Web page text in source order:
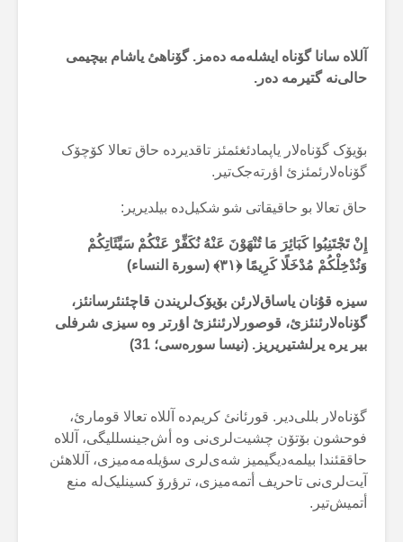
آللاە سانا گۆناە ایشلەمە دەمز. گۆناهئ یاشام بیچیمی
حالی‌نە گتیرمە دەر.
بۆیۆک گۆناەلار یاپمادئغئمئز تاقدیردە حاق تعالا کۆچۆک
گۆناەلارئمئزئ اؤرتەجک‌تیر.
حاق تعالا بو حاقیقاتی شو شکیل‌دە بیلدیریر:
إِنْ تَجْتَنِبُوا كَبَائِرَ مَا تُنْهَوْنَ عَنْهُ نُكَفِّرْ عَنْكُمْ سَيِّئَاتِكُمْ
وَنُدْخِلْكُمْ مُدْخَلًا كَرِيمًا ﴿۳۱﴾ (سورة النساء)
سیزە قۇنان یاساق‌لارئن بۆیۆک‌لریندن قاچئنئرسانئز،
گۆناەلارئنئزئ، قوصورلارئنئزئ اؤرتر وە سیزی شرفلی
بیر یرە یرلشتیریریز. (نیسا سورەسی؛ 31)
گۆناەلار بللی‌دیر. قورئانئ کریم‌دە آللاە تعالا قومارئ،
فوحشون بۆتۆن چشیت‌لری‌نی وە أش‌جینسللیگی، آللاە
حاققئندا بیلمەدیگیمیز شەی‌لری سؤیلەمەمیزی، آللاهئن
آیت‌لری‌نی تاحریف أتمەمیزی، ترؤرۆ کسینلیک‌لە منع
أتمیش‌تیر.